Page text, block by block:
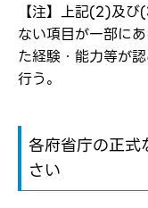
【注】上記(2)及
ない項目が一部に
た経験・能力等が
行う。
各府省庁の正式
さい